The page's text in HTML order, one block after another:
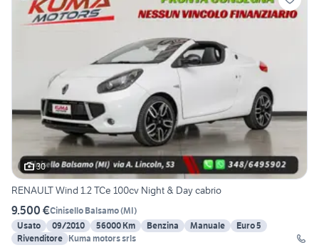
30
RENAULT Wind 1.2 TCe 100cv Night & Day cabrio
9.500 €Cinisello Balsamo(MI)
Usato
09/2010 56000 Km Benzina Manuale
Euro 5
Rivenditore Kuma motors srls